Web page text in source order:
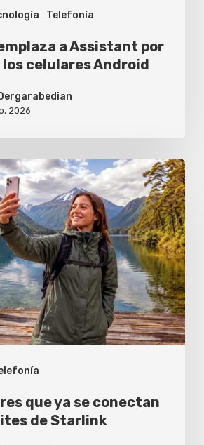
Telefonía
a Assistant por
los celulares Android
2026
que ya se conectan
de Starlink